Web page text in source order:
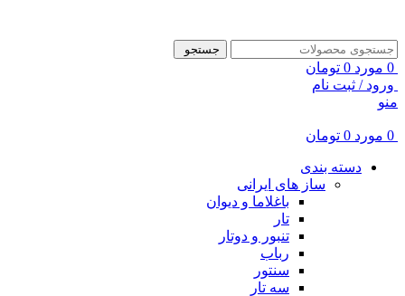
جستجو
0 مورد 0 تومان
ورود / ثبت نام
منو
0 مورد 0 تومان
دسته بندی
ساز های ایرانی
باغلاما و دیوان
تار
تنبور و دوتار
رباب
سنتور
سه تار